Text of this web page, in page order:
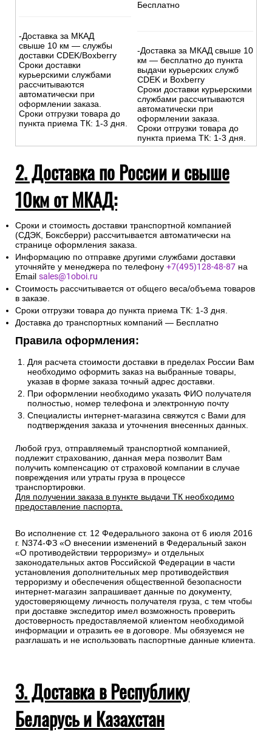
-Доставка за МКАД
свыше 10 км — службы
доставки CDEK/Boxberry
Сроки доставки
курьерскими службами
рассчитываются
автоматически при
оформлении заказа.
Сроки отгрузки товара до
пункта приема ТК: 1-3 дня.
Бесплатно
-Доставка за МКАД свыше 10
км — бесплатно до пункта
выдачи курьерских служб
CDEK и Boxberry
Сроки доставки курьерскими
службами рассчитываются
автоматически при
оформлении заказа.
Сроки отгрузки товара до
пункта приема ТК: 1-3 дня.
2. Доставка по России и свыше
10км от МКАД:
Сроки и стоимость доставки транспортной компанией
(СДЭК, Боксберри) рассчитывается автоматически на
странице оформления заказа.
Информацию по отправке другими службами доставки
уточняйте у менеджера по телефону +7(495)128-48-87 на
Email sales@1oboi.ru
Стоимость рассчитывается от общего веса/объема товаров
в заказе.
Сроки отгрузки товара до пункта приема ТК: 1-3 дня.
Доставка до транспортных компаний — Бесплатно
Правила оформления:
Для расчета стоимости доставки в пределах России Вам
необходимо оформить заказ на выбранные товары,
указав в форме заказа точный адрес доставки.
При оформлении необходимо указать ФИО получателя
полностью, номер телефона и электронную почту
Специалисты интернет-магазина свяжутся с Вами для
подтверждения заказа и уточнения внесенных данных.
Любой груз, отправляемый транспортной компанией,
подлежит страхованию, данная мера позволит Вам
получить компенсацию от страховой компании в случае
повреждения или утраты груза в процессе
транспортировки.
Для получении заказа в пункте выдачи ТК необходимо
предоставление паспорта.
Во исполнение ст. 12 Федерального закона от 6 июля 2016
г. N374-ФЗ «О внесении изменений в Федеральный закон
«О противодействии терроризму» и отдельных
законодательных актов Российской Федерации в части
установления дополнительных мер противодействия
терроризму и обеспечения общественной безопасности
интернет-магазин запрашивает данные по документу,
удостоверяющему личность получателя груза, с тем чтобы
при доставке экспедитор имел возможность проверить
достоверность предоставляемой клиентом необходимой
информации и отразить ее в договоре. Мы обязуемся не
разглашать и не использовать паспортные данные клиента.
3. Доставка в Республику
Беларусь и Казахстан